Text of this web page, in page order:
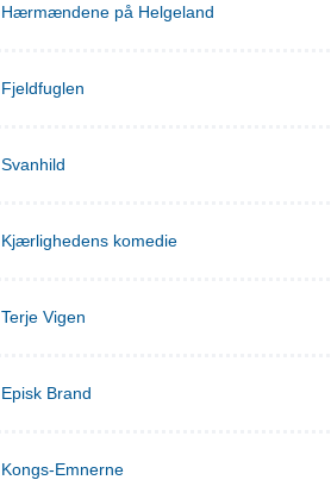
Hærmændene på Helgeland
Fjeldfuglen
Svanhild
Kjærlighedens komedie
Terje Vigen
Episk Brand
Kongs-Emnerne